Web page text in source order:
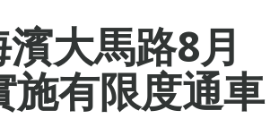
大馬路8月
施有限度通車